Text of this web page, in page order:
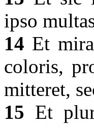
ipso
14 Et
coloris,
mitteret,
15 Et